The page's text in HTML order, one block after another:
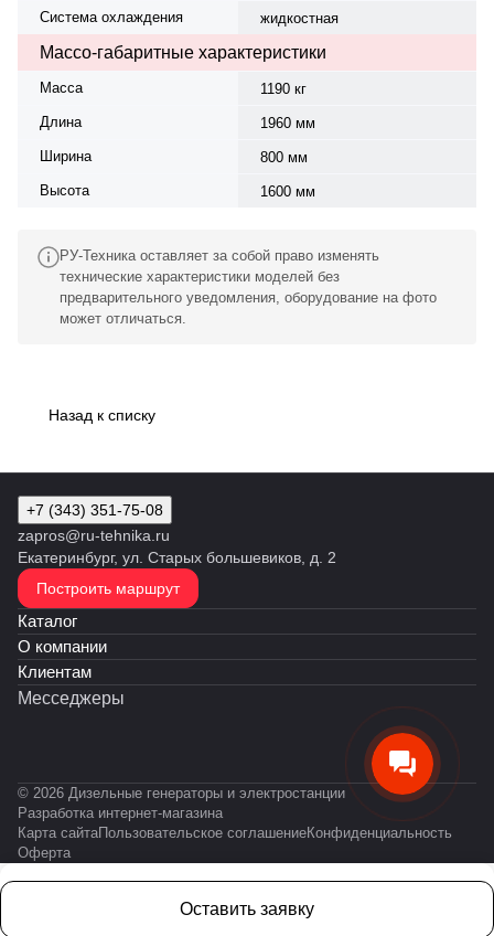
Система охлаждения жидкостная
Массо-габаритные характеристики
Масса
1190 кг
Длина
1960 мм
Ширина
800 мм
Высота
1600 мм
РУ-Техника оставляет за собой право изменять
технические характеристики моделей без
предварительного уведомления, оборудование на фото
может отличаться.
Назад к списку
Оставить заявку
+7 (343) 351-75-08
zapros@ru-tehnika.ru
Екатеринбург, ул. Старых большевиков, д. 2
Построить маршрут
Каталог
О компании
Клиентам
Месседжеры
© 2026 Дизельные генераторы и электростанции
Разработка интернет-магазина
Карта сайтаПользовательское соглашениеКонфиденциальность
Оферта